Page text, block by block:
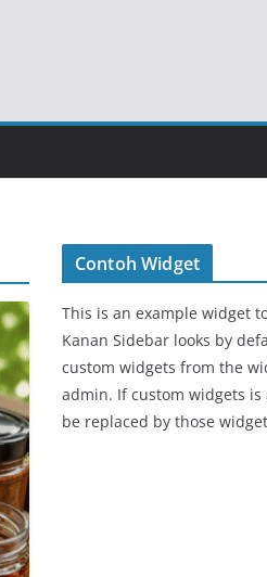
Contoh Widget
This is an example widget
Kanan Sidebar looks by
custom widgets from the
admin. If custom widgets
be replaced by those